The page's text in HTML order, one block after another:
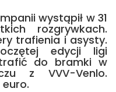
wystąpił w 31
rozgrywkach.
trafienia i asysty.
edycji ligi
trafić do bramki w
z VVV-Venlo.